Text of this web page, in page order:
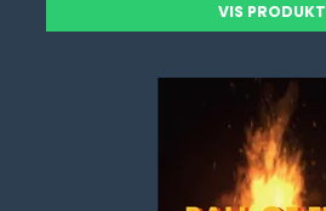
VIS PRODUKT